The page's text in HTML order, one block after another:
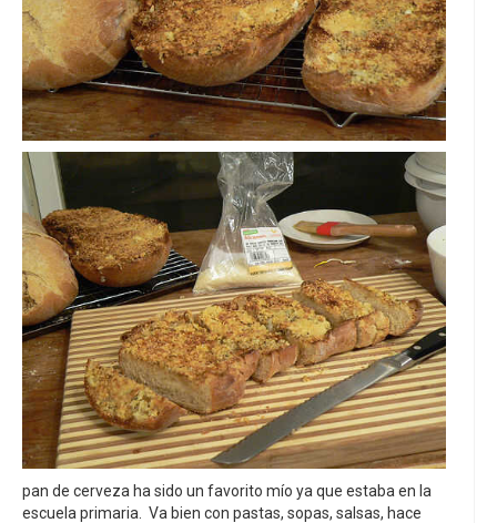
pan de cerveza ha sido un favorito mío ya que estaba en la
escuela primaria. Va bien con pastas, sopas, salsas, hace